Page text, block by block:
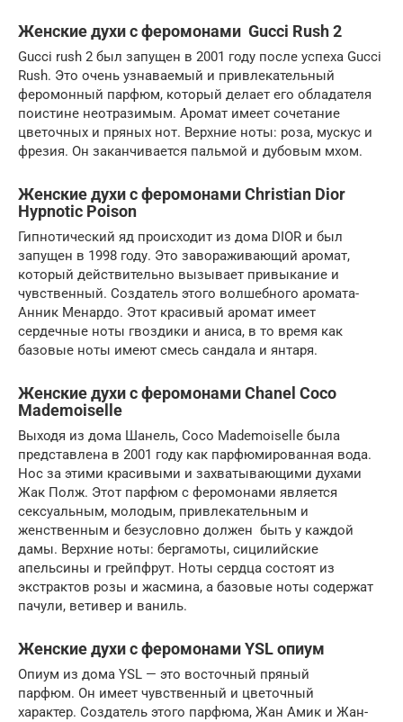
Женские духи с феромонами Gucci Rush 2
Gucci rush 2 был запущен в 2001 году после успеха Gucci
Rush. Это очень узнаваемый и привлекательный
феромонный парфюм, который делает его обладателя
поистине неотразимым. Аромат имеет сочетание
цветочных и пряных нот. Верхние ноты: роза, мускус и
фрезия. Он заканчивается пальмой и дубовым мхом.
Женские духи с феромонами Christian Dior
Hypnotic Poison
Гипнотический яд происходит из дома DIOR и был
запущен в 1998 году. Это завораживающий аромат,
который действительно вызывает привыкание и
чувственный. Создатель этого волшебного аромата-
Анник Менардо. Этот красивый аромат имеет
сердечные ноты гвоздики и аниса, в то время как
базовые ноты имеют смесь сандала и янтаря.
Женские духи с феромонами Chanel Coco
Mademoiselle
Выходя из дома Шанель, Coco Mademoiselle была
представлена в 2001 году как парфюмированная вода.
Нос за этими красивыми и захватывающими духами
Жак Полж. Этот парфюм с феромонами является
сексуальным, молодым, привлекательным и
женственным и безусловно должен быть у каждой
дамы. Верхние ноты: бергамоты, сицилийские
апельсины и грейпфрут. Ноты сердца состоят из
экстрактов розы и жасмина, а базовые ноты содержат
пачули, ветивер и ваниль.
Женские духи с феромонами YSL опиум
Опиум из дома YSL — это восточный пряный
парфюм. Он имеет чувственный и цветочный
характер. Создатель этого парфюма, Жан Амик и Жан-